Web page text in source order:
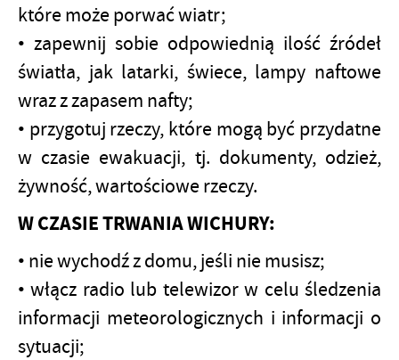
które może porwać wiatr;
• zapewnij sobie odpowiednią ilość źródeł
światła, jak latarki, świece, lampy naftowe
wraz z zapasem nafty;
• przygotuj rzeczy, które mogą być przydatne
w czasie ewakuacji, tj. dokumenty, odzież,
żywność, wartościowe rzeczy.
W CZASIE TRWANIA WICHURY:
• nie wychodź z domu, jeśli nie musisz;
• włącz radio lub telewizor w celu śledzenia
informacji meteorologicznych i informacji o
sytuacji;